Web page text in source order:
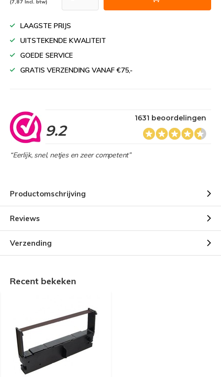
(7,87 Incl. btw)
LAAGSTE PRIJS
UITSTEKENDE KWALITEIT
GOEDE SERVICE
GRATIS VERZENDING VANAF €75,-
9.2
1631 beoordelingen
“Eerlijk, snel, netjes en zeer competent”
Productomschrijving
Reviews
Verzending
Recent bekeken